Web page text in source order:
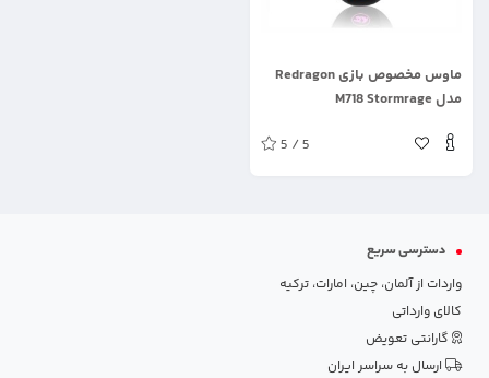
ماوس مخصوص بازی Redragon
مدل M718 Stormrage
5 / 5
دسترسی سریع
واردات از آلمان، چین، امارات، ترکیه
کالای وارداتی
گارانتی تعویض
ارسال به سراسر ایران